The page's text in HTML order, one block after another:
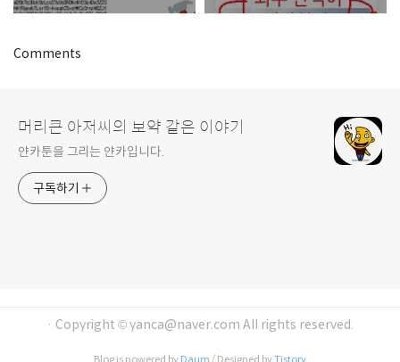
Comments
머리큰 아저씨의 보약 같은 이야기
얀카툰을 그리는 얀카입니다.
구독하기
· Copyright © yanca@naver.com All rights reserved.
Blog is powered by Daum / Designed byTistory